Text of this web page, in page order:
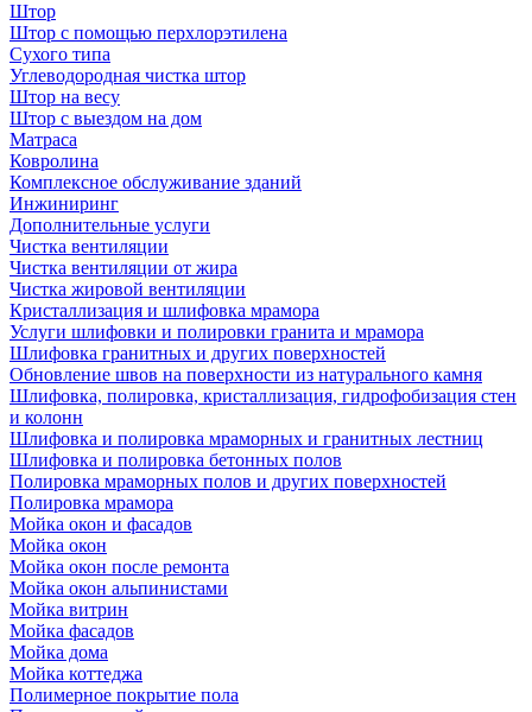
Штор
Штор с помощью перхлорэтилена
Сухого типа
Углеводородная чистка штор
Штор на весу
Штор с выездом на дом
Матраса
Ковролина
Комплексное обслуживание зданий
Инжиниринг
Дополнительные услуги
Чистка вентиляции
Чистка вентиляции от жира
Чистка жировой вентиляции
Кристаллизация и шлифовка мрамора
Услуги шлифовки и полировки гранита и мрамора
Шлифовка гранитных и других поверхностей
Обновление швов на поверхности из натурального камня
Шлифовка, полировка, кристаллизация, гидрофобизация стен
и колонн
Шлифовка и полировка мраморных и гранитных лестниц
Шлифовка и полировка бетонных полов
Полировка мраморных полов и других поверхностей
Полировка мрамора
Мойка окон и фасадов
Мойка окон
Мойка окон после ремонта
Мойка окон альпинистами
Мойка витрин
Мойка фасадов
Мойка дома
Мойка коттеджа
Полимерное покрытие пола